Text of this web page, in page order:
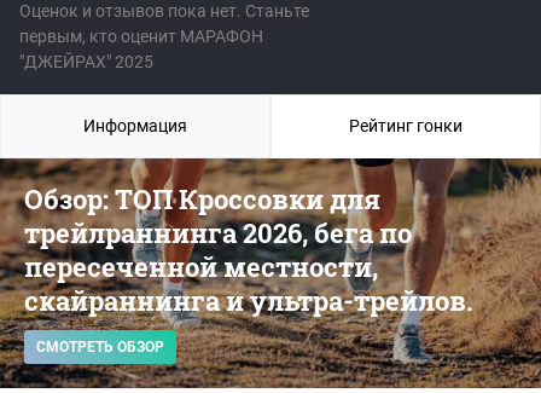
Оценок и отзывов пока нет. Станьте
первым, кто оценит МАРАФОН
"ДЖЕЙРАХ" 2025
Обзор: ТОП Кроссовки для
трейлраннинга 2026, бега по
пересеченной местности,
скайраннинга и ультра-трейлов.
СМОТРЕТЬ ОБЗОР
Информация Рейтинг гонки